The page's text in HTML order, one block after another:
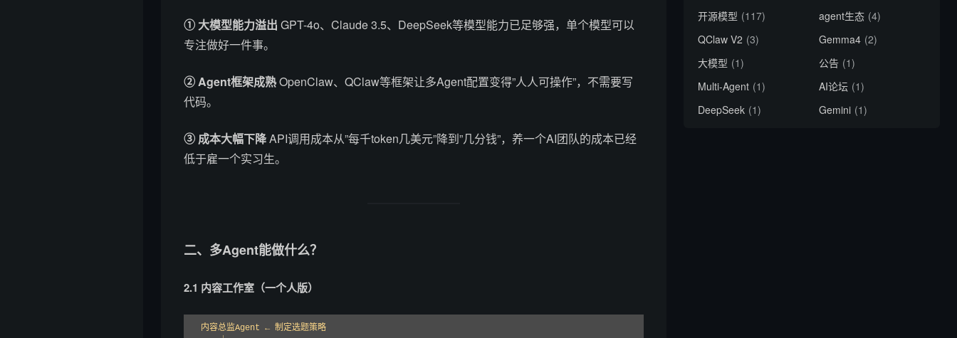
① 大模型能力溢出 GPT-4o、Claude 3.5、DeepSeek等模型能力已足够强，单个模型可以
专注做好一件事。
② Agent框架成熟OpenClaw、QClaw等框架让多Agent配置变得”人人可操作”，不需要写
代码。
③ 成本大幅下降API调用成本从”每千token几美元”降到”几分钱”，养一个AI团队的成本已经
低于雇一个实习生。
二、多Agent能做什么？
2.1 内容工作室（一个人版）
内容总监Agent ← 制定选题策略
开源模型 (117) agent生态 (4)
QClaw V2 (3) Gemma4 (2)
大模型 (1) 公告 (1)
Multi-Agent (1) AI论坛 (1)
DeepSeek (1) Gemini (1)